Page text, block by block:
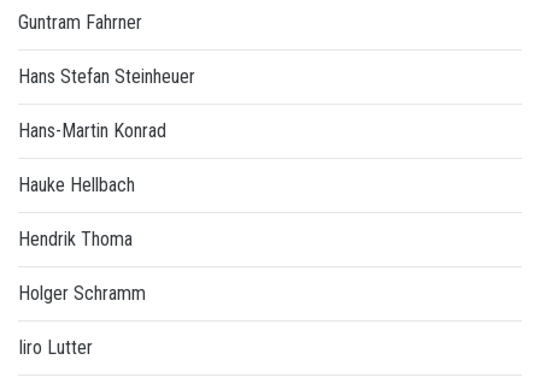
Guntram Fahrner
Hans Stefan Steinheuer
Hans-Martin Konrad
Hauke Hellbach
Hendrik Thoma
Holger Schramm
Iiro Lutter